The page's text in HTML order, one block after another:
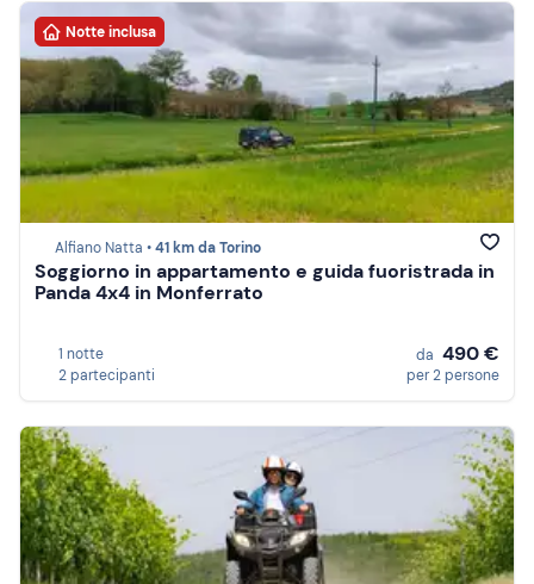
Notte inclusa
Alfiano Natta •41 km da Torino
Soggiorno in appartamento e guida fuoristrada in
Panda 4x4 in Monferrato
1 notte
2 partecipanti
da 490 €
per 2 persone